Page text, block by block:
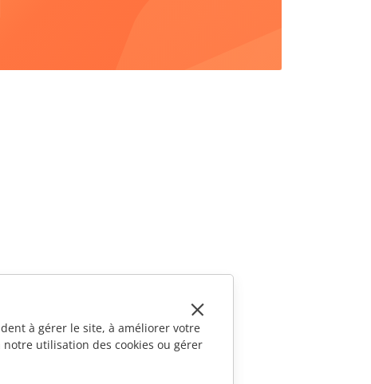
à gérer le site, à améliorer votre
utilisation des cookies ou gérer